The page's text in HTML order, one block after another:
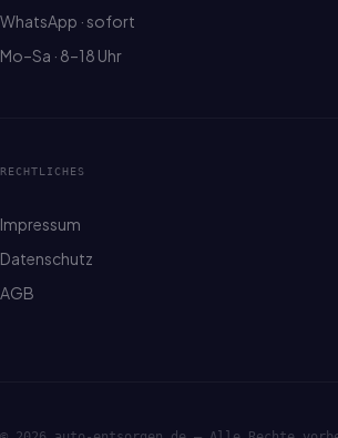
WhatsApp · sofort
Mo–Sa · 8–18 Uhr
RECHTLICHES
Impressum
Datenschutz
AGB